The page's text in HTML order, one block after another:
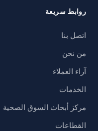
روابط سريعة
اتصل بنا
من نحن
آراء العملاء
الخدمات
مركز أبحاث السوق الصحية
القطاعات